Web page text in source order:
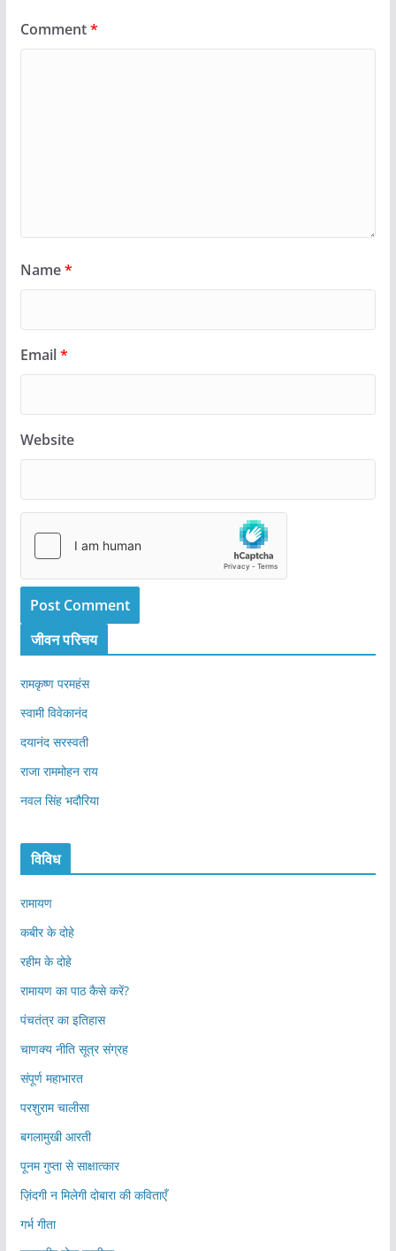
Comment*
Name*
Email*
Website
जीवन परिचय
रामकृष्ण परमहंस
स्वामी विवेकानंद
दयानंद सरस्वती
राजा राममोहन राय
नवल सिंह भदौरिया
विविध
रामायण
कबीर के दोहे
रहीम के दोहे
रामायण का पाठ कैसे करें?
पंचतंत्र का इतिहास
चाणक्य नीति सूत्र संग्रह
संपूर्ण महाभारत
परशुराम चालीसा
बगलामुखी आरती
पूनम गुप्ता से साक्षात्कार
ज़िंदगी न मिलेगी दोबारा की कविताएँ
गर्भ गीता